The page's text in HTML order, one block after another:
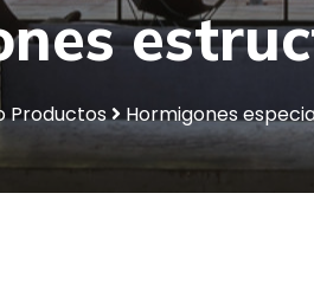
Productos Hormigones